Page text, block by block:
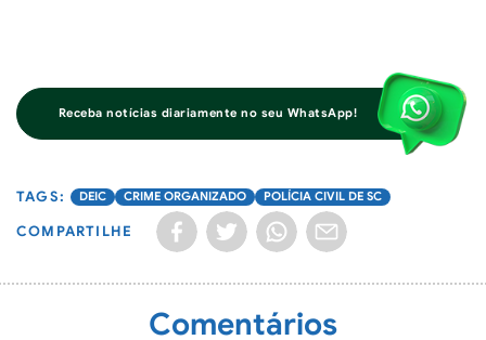
Receba notícias diariamente no seu WhatsApp!
DEIC CRIME ORGANIZADO POLÍCIA CIVIL DE SC
COMPARTILHE
Comentários